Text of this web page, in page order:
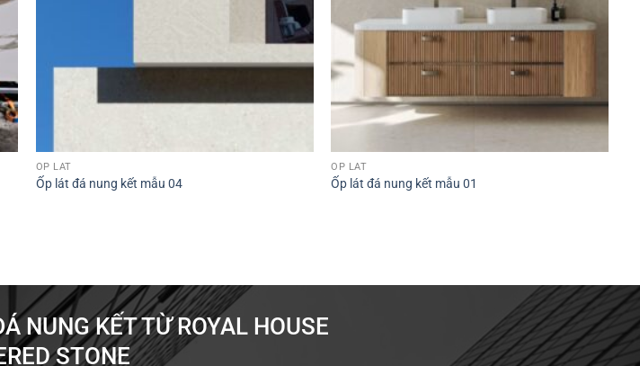
ỐP LÁT
Ốp lát đá nung kết mẫu 04
ỐP LÁT
Ốp lát đá nung kết mẫu 01
NUNG KẾT TỪ ROYAL HOUSE
STONE